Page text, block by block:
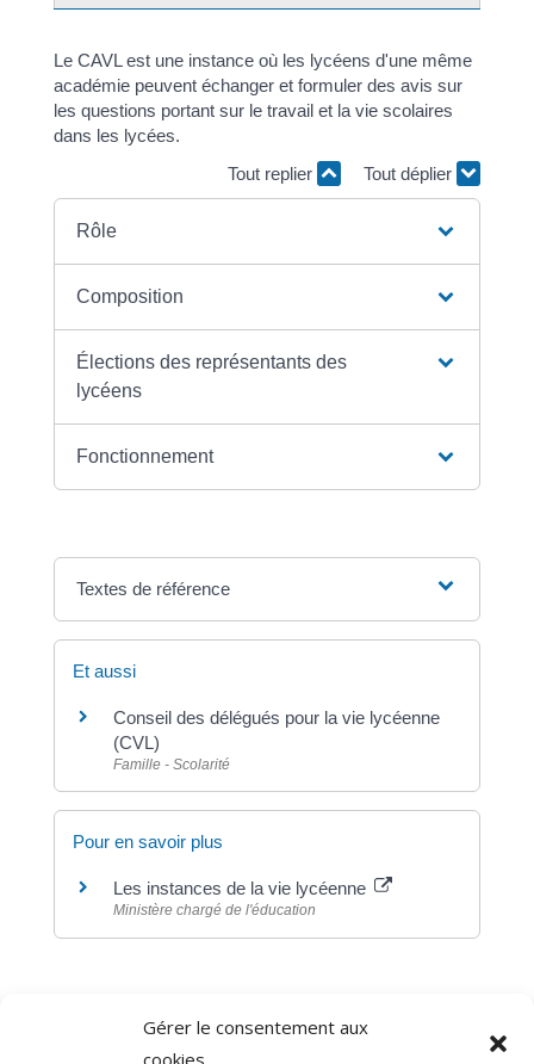
Gérer le consentement aux
cookies
Le CAVL est une instance où les lycéens d'une même
académie peuvent échanger et formuler des avis sur
les questions portant sur le travail et la vie scolaires
dans les lycées.
Tout replier
Tout déplier
Rôle
Composition
Élections des représentants des
lycéens
Fonctionnement
Textes de référence
Et aussi
Conseil des délégués pour la vie lycéenne
(CVL)
Famille - Scolarité
Pour en savoir plus
Les instances de la vie lycéenne
Ministère chargé de l'éducation
Direction de l'information légale et administrative
comarquage developpé par